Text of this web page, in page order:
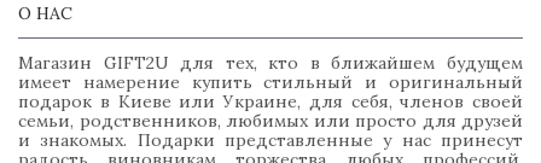
О НАС
Магазин GIFT2U для тех, кто в ближайшем будущем
имеет намерение купить стильный и оригинальный
подарок в Киеве или Украине, для себя, членов своей
семьи, родственников, любимых или просто для друзей
и знакомых. Подарки представленные у нас принесут